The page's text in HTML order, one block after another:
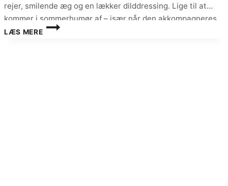
rejer, smilende æg og en lækker dilddressing. Lige til at
kommer i sommerhumør af – især når den akkompagneres
af et glas koldt hvidvin og hjemmebagt…
LÆS MERE
REJESALAT
MED